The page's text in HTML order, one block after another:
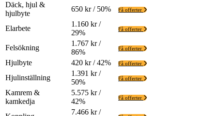
Däck, hjul &
hjulbyte
650 kr / 50% Få offerter
Elarbete
1.160 kr /
29%
Få offerter
Felsökning
1.767 kr /
86%
Få offerter
Hjulbyte 420 kr / 42% Få offerter
Hjulinställning
1.391 kr /
50%
Få offerter
Kamrem &
kamkedja
5.575 kr /
42%
Få offerter
7.466 kr /